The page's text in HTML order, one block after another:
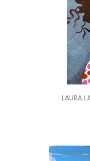
LAURA